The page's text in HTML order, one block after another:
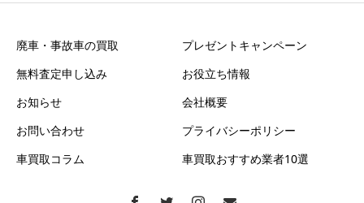
廃車・事故車の買取
プレゼントキャンペーン
無料査定申し込み
お役立ち情報
お知らせ
会社概要
お問い合わせ
プライバシーポリシー
車買取コラム
車買取おすすめ業者10選